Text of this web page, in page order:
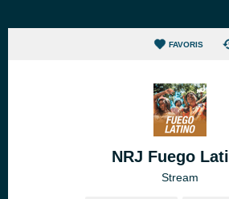
FAVORIS
NRJ Fuego
Stream